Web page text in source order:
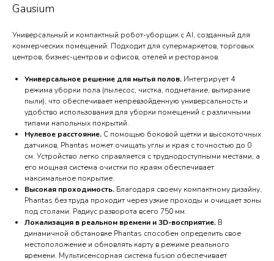
Gausium
Универсальный и компактный робот-уборщик с AI, созданный для
коммерческих помещений. Подходит для супермаркетов, торговых
центров, бизнес-центров и офисов, отелей и ресторанов.
Универсальное решение для мытья полов. Интегрирует 4
режима уборки пола (пылесос, чистка, подметание, вытирание
пыли), что обеспечивает непревзойденную универсальность и
удобство использования для уборки помещений с различными
типами напольных покрытий.
Нулевое расстояние. С помощью боковой щетки и высокоточных
датчиков, Phantas может очищать углы и края с точностью до 0
см. Устройство легко справляется с труднодоступными местами, а
его мощная система очистки по краям обеспечивает
максимальное покрытие.
Высокая проходимость. Благодаря своему компактному дизайну,
Phantas без труда проходит через узкие проходы и очищает зоны
под столами. Радиус разворота всего 750 мм.
Локализация в реальном времени и 3D-восприятие. В
динамичной обстановке Phantas способен определить свое
местоположение и обновлять карту в режиме реального
времени. Мультисенсорная система fusion обеспечивает